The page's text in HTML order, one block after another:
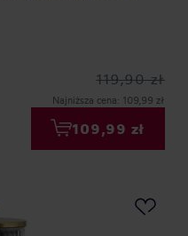
119,90 zł
Najniższa cena: 109,99 zł
109,99 zł